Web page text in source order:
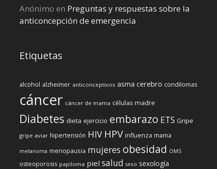
Anónimo en Preguntas y respuestas sobre la
anticoncepción de emergencia
Etiquetas
alcohol alzheimer anticonceptivos asma cerebro condilomas
cáncer cáncer de mama células madre
Diabetes dieta ejercicio embarazo ETS Gripe
gripe aviar hipertensión HIV HPV influenza mama
melanoma menopausia mujeres obesidad OMS
osteoporosis papiloma piel salud sexo sexología